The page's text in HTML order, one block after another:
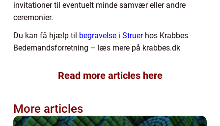
invitationer til eventuelt minde samvær eller andre
ceremonier.
Du kan få hjælp til begravelse i Struerhos Krabbes
Bedemandsforretning – læs mere på krabbes.dk
Read more articles here
More articles